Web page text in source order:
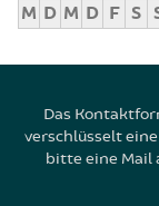
M D M D F S
Das
verschlüsselt
bitte eine Mail